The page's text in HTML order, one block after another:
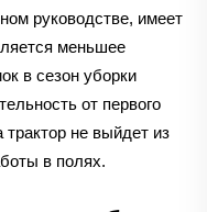
руководстве, имеет
меньшее
в сезон уборки
от первого
трактор не выйдет из
в полях.